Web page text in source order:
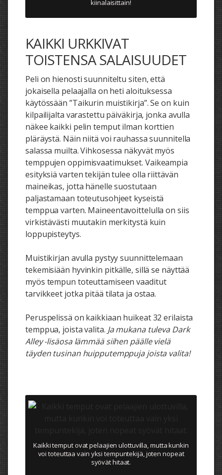
kiinalaisittain!
KAIKKI URKKIVAT
TOISTENSA SALAISUUDET
Peli on hienosti suunniteltu siten, että
jokaisella pelaajalla on heti aloituksessa
käytössään ”Taikurin muistikirja”. Se on kuin
kilpailijalta varastettu päiväkirja, jonka avulla
näkee kaikki pelin temput ilman korttien
pläräystä. Näin niitä voi rauhassa suunnitella
salassa muilta. Vihkosessa näkyvät myös
temppujen oppimisvaatimukset. Vaikeampia
esityksiä varten tekijän tulee olla riittävän
maineikas, jotta hänelle suostutaan
paljastamaan toteutusohjeet kyseistä
temppua varten. Maineentavoittelulla on siis
virkistävästi muutakin merkitystä kuin
loppupisteytys.
Muistikirjan avulla pystyy suunnittelemaan
tekemisiään hyvinkin pitkälle, sillä se näyttää
myös tempun toteuttamiseen vaaditut
tarvikkeet jotka pitää tilata ja ostaa.
Peruspelissä on kaikkiaan huikeat 32 erilaista
temppua, joista valita. Ja mukana tuleva Dark
Alley -lisäosa lämmää siihen päälle vielä
täyden tusinan huipputemppuja joista valita!
Kaikki temput ovat pelaajien ulottuvilla, mutta kunkin
voi toteuttaa vain yksi tempuntekijä, joten nopeat
syövät hitaat.